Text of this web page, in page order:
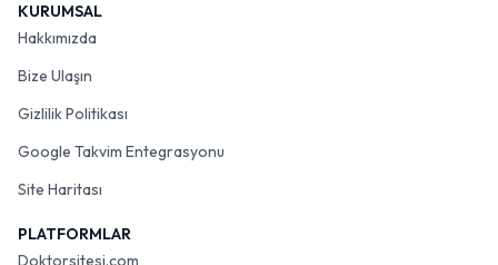
KURUMSAL
Hakkımızda
Bize Ulaşın
Gizlilik Politikası
Google Takvim Entegrasyonu
Site Haritası
PLATFORMLAR
Doktorsitesi.com